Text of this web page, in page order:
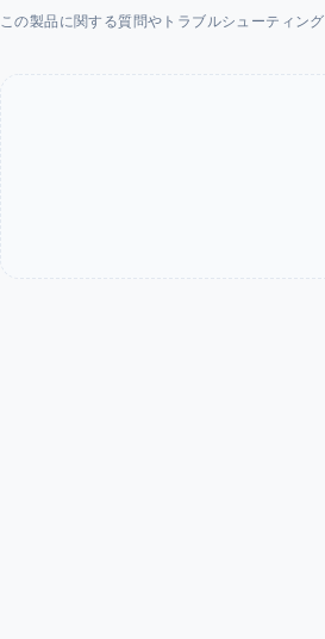
この製品に関する質問やトラブルシューティング